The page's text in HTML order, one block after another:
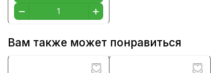
Вам также может понравиться